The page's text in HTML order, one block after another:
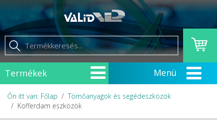
Termékek
Őn itt van: Főlap
Tömőanyagok és segédeszközök
Kofferdam eszközök